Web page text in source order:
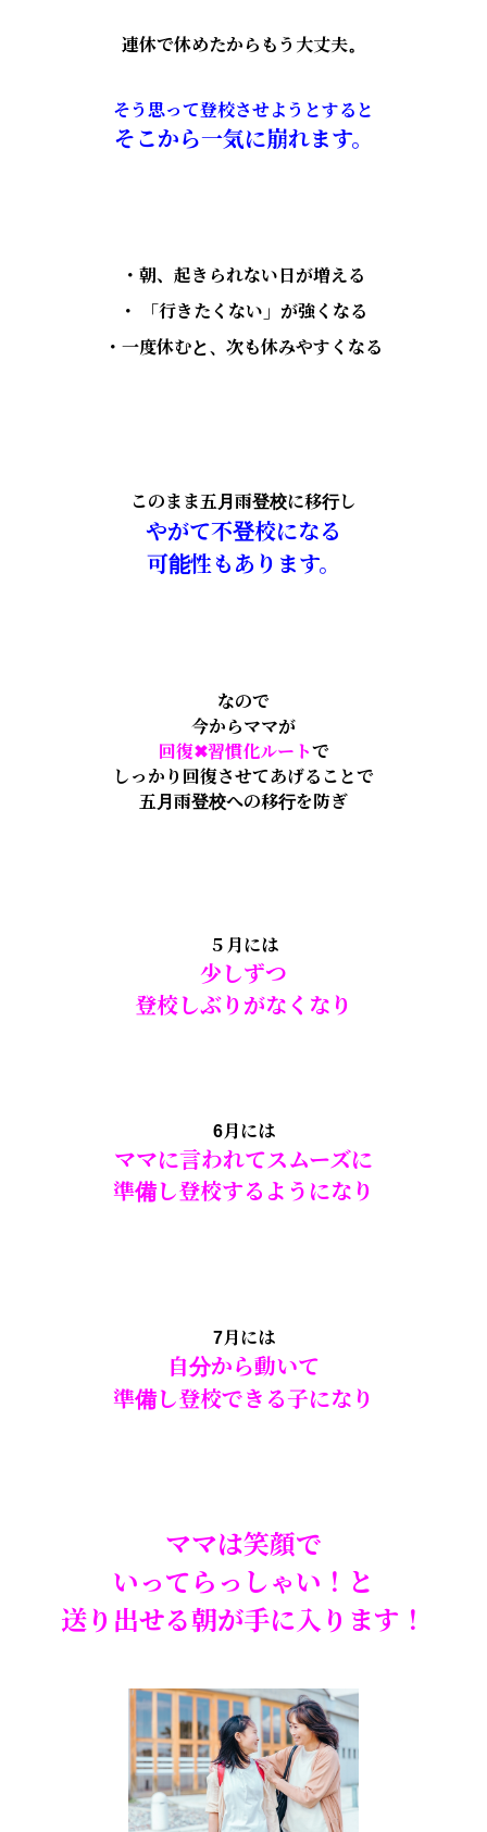
連休で休めたからもう大丈夫。
そう思って登校させようとすると
そこから一気に崩れます。
・朝、起きられない日が増える
・ 「行きたくない」が強くなる
・一度休むと、次も休みやすくなる
このまま五月雨登校に移行し
やがて不登校になる
可能性もあります。
なので
今からママが
回復✖︎習慣化ルートで
しっかり回復させてあげることで
五月雨登校への移行を防ぎ
５月には
少しずつ
登校しぶりがなくなり
6月には
ママに言われてスムーズに
準備し登校するようになり
7月には
自分から動いて
準備し登校できる子になり
ママは笑顔で
いってらっしゃい！と
送り出せる朝が手に入ります！